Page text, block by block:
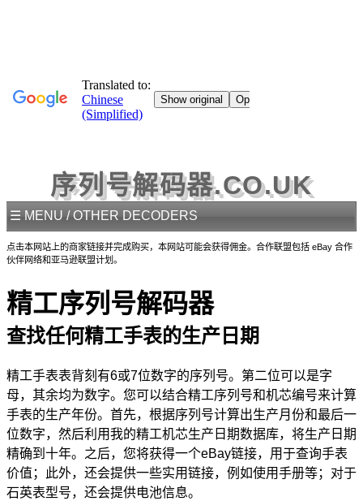
序列号解码器.CO.UK
☰ MENU / OTHER DECODERS
点击本网站上的商家链接并完成购买，本网站可能会获得佣金。合作联盟包括 eBay 合作
伙伴网络和亚马逊联盟计划。
精工序列号解码器
查找任何精工手表的生产日期
精工手表表背刻有6或7位数字的序列号。第二位可以是字
母，其余均为数字。您可以结合精工序列号和机芯编号来计算
手表的生产年份。首先，根据序列号计算出生产月份和最后一
位数字，然后利用我的精工机芯生产日期数据库，将生产日期
精确到十年。之后，您将获得一个eBay链接，用于查询手表
价值；此外，还会提供一些实用链接，例如使用手册等；对于
石英表型号，还会提供电池信息。